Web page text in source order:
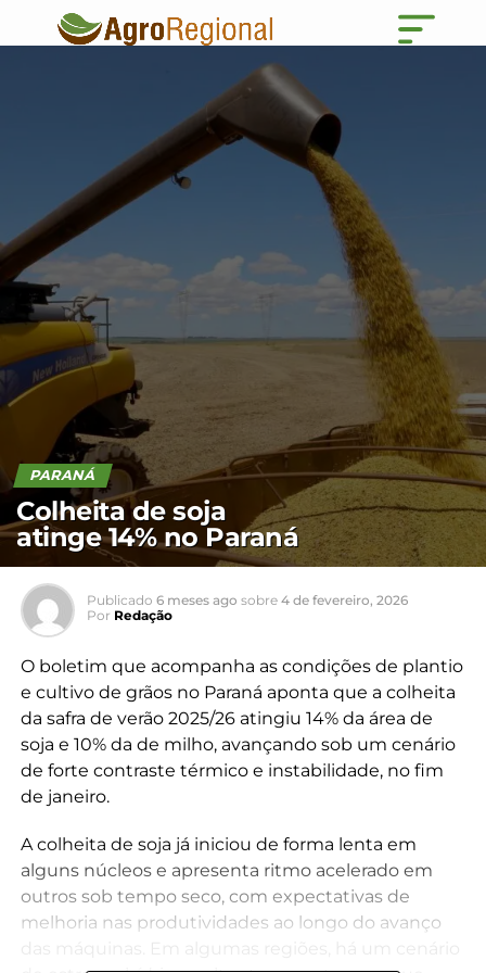
PARANÁ
Colheita de soja
atinge 14% no Paraná
Publicado 6 meses ago sobre 4 de fevereiro, 2026
Por Redação
O boletim que acompanha as condições de plantio
e cultivo de grãos no Paraná aponta que a colheita
da safra de verão 2025/26 atingiu 14% da área de
soja e 10% da de milho, avançando sob um cenário
de forte contraste térmico e instabilidade, no fim
de janeiro.
A colheita de soja já iniciou de forma lenta em
alguns núcleos e apresenta ritmo acelerado em
outros sob tempo seco, com expectativas de
melhoria nas produtividades ao longo do avanço